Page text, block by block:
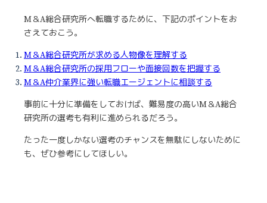
M＆A総合研究所へ転職するために、下記のポイントをお
さえておこう。
M＆A総合研究所が求める人物像を理解する
M＆A総合研究所の採用フローや面接回数を把握する
M＆A仲介業界に強い転職エージェントに相談する
事前に十分に準備をしておけば、難易度の高いM＆A総合
研究所の選考も有利に進められるだろう。
たった一度しかない選考のチャンスを無駄にしないために
も、ぜひ参考にしてほしい。